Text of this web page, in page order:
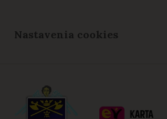
Nastavenia cookies